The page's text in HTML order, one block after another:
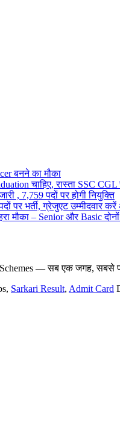
बनने का मौका
चाहिए, रास्ता SSC CGL
, 7,759 पदों पर होगी नियुक्ति
पर भर्ती, ग्रेजुएट उम्मीदवार
– Senior और Basic दोनों
Schemes — सब एक जगह, सबसे
Sarkari Result, Admit Card